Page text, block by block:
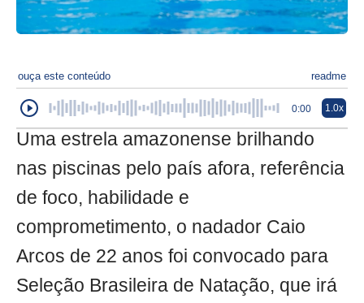
ouça este conteúdo readme
0:00 1.0x
Uma estrela amazonense brilhando
nas piscinas pelo país afora, referência
de foco, habilidade e
comprometimento, o nadador Caio
Arcos de 22 anos foi convocado para
Seleção Brasileira de Natação, que irá